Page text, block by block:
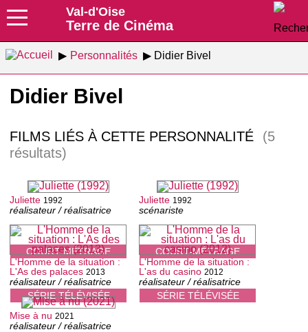
Val-d'Oise
Terre de Cinéma
Personnalités Didier Bivel
Didier Bivel
FILMS LIÉS À CETTE PERSONNALITÉ
(5
résultats)
COURT-MÉTRAGE
Juliette 1992
réalisateur / réalisatrice
COURT-MÉTRAGE
Juliette 1992
scénariste
SÉRIE TÉLÉVISÉE
L'Homme de la situation :
L'As des palaces 2013
réalisateur / réalisatrice
SÉRIE TÉLÉVISÉE
L'Homme de la situation :
L'as du casino 2012
réalisateur / réalisatrice
Mise à nu 2021
réalisateur / réalisatrice